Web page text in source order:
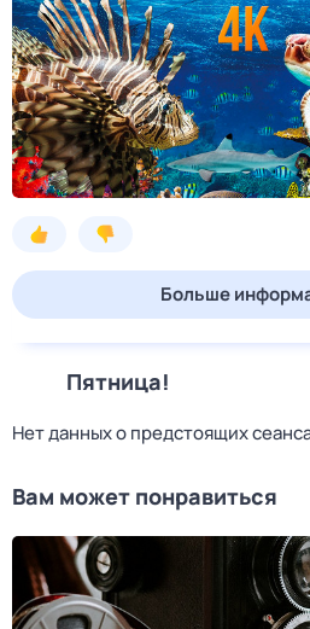
Больше
Пятница!
Нет данных о предстоящих
Вам может понравиться